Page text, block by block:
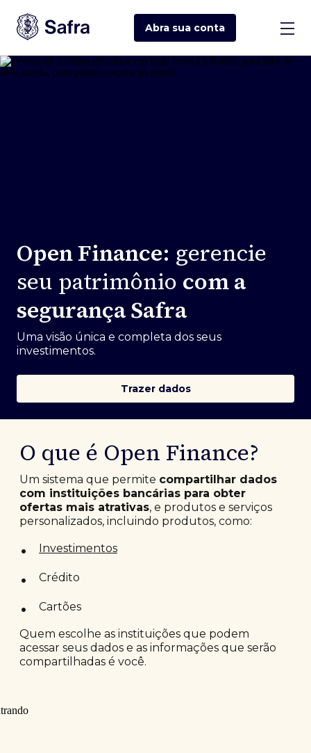
Abra sua conta
Open Finance: gerencie
seu patrimônio com a
segurança Safra
Uma visão única e completa dos seus
investimentos.
Trazer dados
O que é Open Finance?
Um sistema que permite compartilhar dados
com instituições bancárias para obter
ofertas mais atrativas, e produtos e serviços
personalizados, incluindo produtos, como:
• Investimentos
• Crédito
• Cartões
Quem escolhe as instituições que podem
acessar seus dados e as informações que serão
compartilhadas é você.